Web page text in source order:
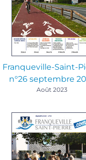
Franqueville-Saint-
n°26 septembre
Août 2023